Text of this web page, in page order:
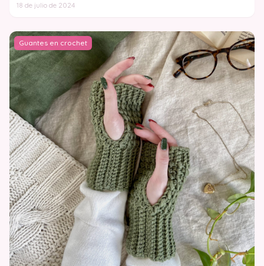
18 de julio de 2024
Guantes en crochet